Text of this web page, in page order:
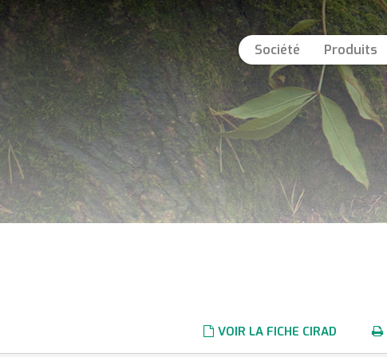
Société Produits
VOIR LA FICHE CIRAD